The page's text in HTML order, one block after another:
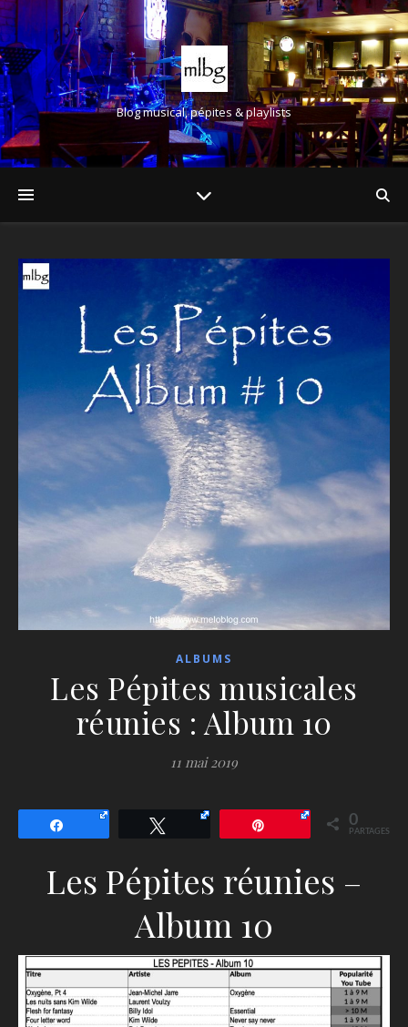
Blog musical, pépites & playlists
ALBUMS
Les Pépites musicales
réunies : Album 10
11 mai 2019
0
PARTAGES
Les Pépites réunies –
Album 10